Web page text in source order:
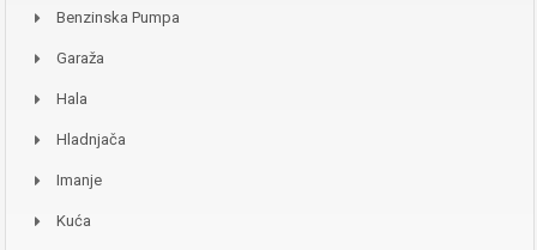
Benzinska Pumpa
Garaža
Hala
Hladnjača
Imanje
Kuća